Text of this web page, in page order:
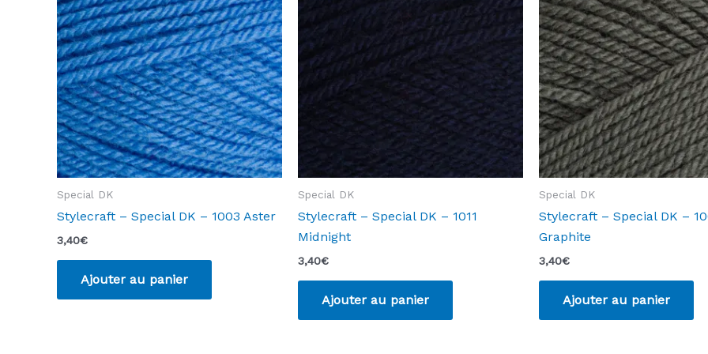
Special DK
Stylecraft – Special DK – 1003 Aster
3,40€
Ajouter au panier
Special DK
Stylecraft – Special DK – 1011
Midnight
3,40€
Ajouter au panier
Special DK
Stylecraft – Special DK –
Graphite
3,40€
Ajouter au panier